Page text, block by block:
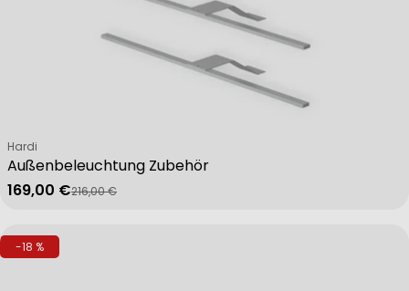
Außenbeleuchtung Zubehör
Verkäufer:
Hardi
Verkaufspreis
169,00 €
Regulärer Preis
216,00 €
-18 %